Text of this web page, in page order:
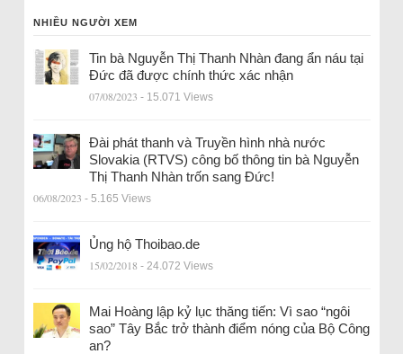
NHIỀU NGƯỜI XEM
Tin bà Nguyễn Thị Thanh Nhàn đang ẩn náu tại
Đức đã được chính thức xác nhận
07/08/2023 - 15.071 Views
Đài phát thanh và Truyền hình nhà nước
Slovakia (RTVS) công bố thông tin bà Nguyễn
Thị Thanh Nhàn trốn sang Đức!
06/08/2023 - 5.165 Views
Ủng hộ Thoibao.de
15/02/2018 - 24.072 Views
Mai Hoàng lập kỷ lục thăng tiến: Vì sao “ngôi
sao” Tây Bắc trở thành điểm nóng của Bộ Công
an?